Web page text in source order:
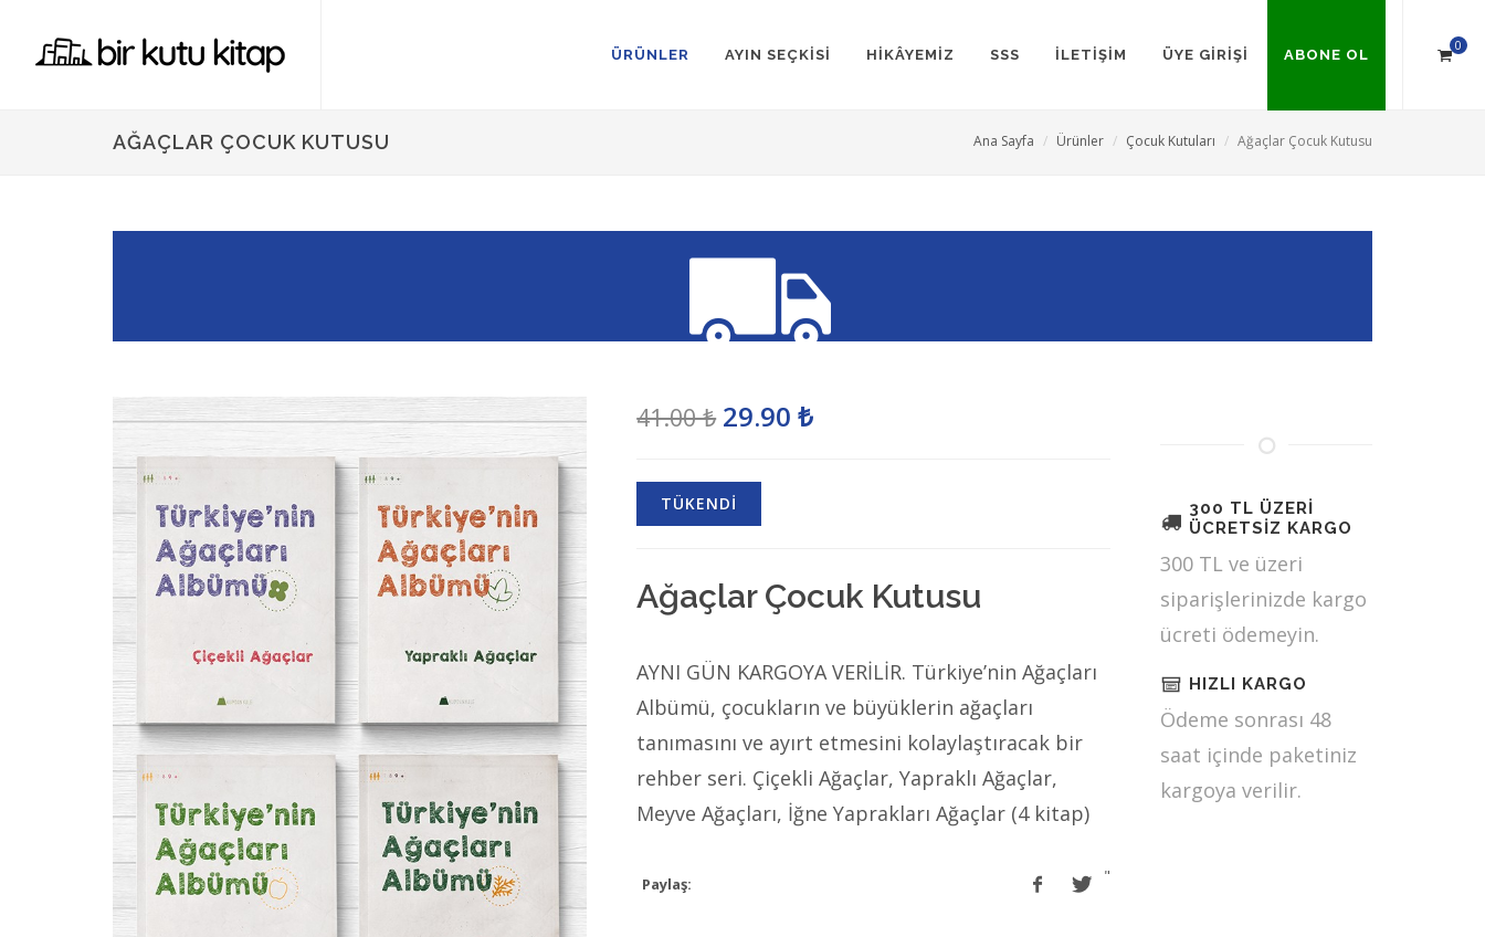
ÜRÜNLER AYIN SEÇKİSİ HİKÂYEMİZ SSS İLETİŞİM ÜYE GİRİŞİ ABONE OL
0
AĞAÇLAR ÇOCUK KUTUSU Ana Sayfa Ürünler Çocuk Kutuları Ağaçlar Çocuk Kutusu
KARGO ÜCRETSİZ!
41.00 ₺ 29.90 ₺
TÜKENDİ
Ağaçlar Çocuk Kutusu
AYNI GÜN KARGOYA VERİLİR. Türkiye’nin Ağaçları
Albümü, çocukların ve büyüklerin ağaçları
tanımasını ve ayırt etmesini kolaylaştıracak bir
rehber seri. Çiçekli Ağaçlar, Yapraklı Ağaçlar,
Meyve Ağaçları, İğne Yaprakları Ağaçlar (4 kitap)
Paylaş: "
300 TL ÜZERİ
ÜCRETSİZ KARGO
300 TL ve üzeri
siparişlerinizde kargo
ücreti ödemeyin.
HIZLI KARGO
Ödeme sonrası 48
saat içinde paketiniz
kargoya verilir.